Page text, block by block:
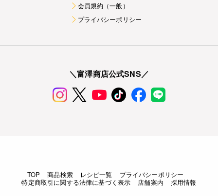
会員規約（一般）
プライバシーポリシー
＼富澤商店公式SNS／
TOP 商品検索 レシピ一覧
プライバシーポリシー
特定商取引に関する法律に基づく表示
店舗案内 採用情報